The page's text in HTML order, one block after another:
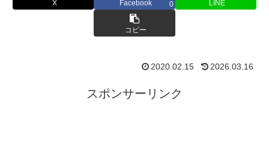
X Facebook 0 LINE
コピー
2020.02.15 2026.03.16
スポンサーリンク